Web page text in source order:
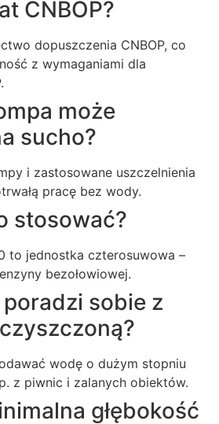
CNBOP?
dopuszczenia CNBOP, co
z wymaganiami dla
może
sucho?
i zastosowane uszczelnienia
pracę bez wody.
stosować?
to jednostka czterosuwowa –
bezołowiowej.
sobie z
wodę o dużym stopniu
z piwnic i zalanych obiektów.
głębokość